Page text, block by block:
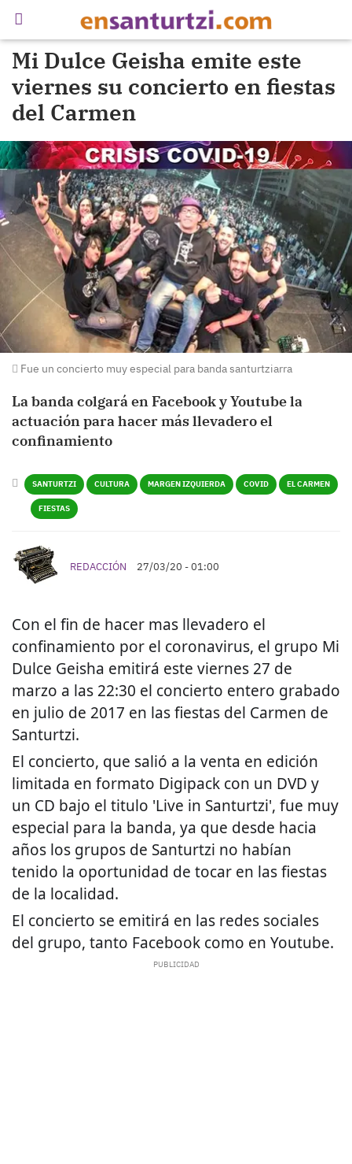
Mi Dulce Geisha emite este
viernes su concierto en fiestas
del Carmen
Fue un concierto muy especial para banda santurtziarra
La banda colgará en Facebook y Youtube la
actuación para hacer más llevadero el
confinamiento
SANTURTZI CULTURA MARGEN IZQUIERDA COVID EL CARMEN
FIESTAS
REDACCIÓN 27/03/20 - 01:00
Con el fin de hacer mas llevadero el
confinamiento por el coronavirus, el grupo Mi
Dulce Geisha emitirá este viernes 27 de
marzo a las 22:30 el concierto entero grabado
en julio de 2017 en las fiestas del Carmen de
Santurtzi.
El concierto, que salió a la venta en edición
limitada en formato Digipack con un DVD y
un CD bajo el titulo 'Live in Santurtzi', fue muy
especial para la banda, ya que desde hacia
años los grupos de Santurtzi no habían
tenido la oportunidad de tocar en las fiestas
de la localidad.
El concierto se emitirá en las redes sociales
del grupo, tanto Facebook como en Youtube.